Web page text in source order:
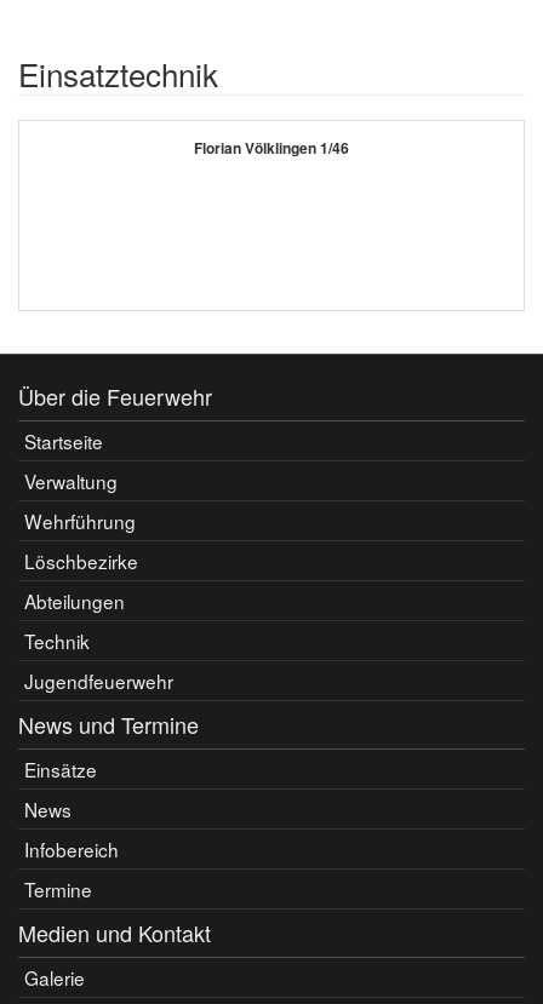
Einsatztechnik
Florian Völklingen 1/46
Über die Feuerwehr
Startseite
Verwaltung
Wehrführung
Löschbezirke
Abteilungen
Technik
Jugendfeuerwehr
News und Termine
Einsätze
News
Infobereich
Termine
Medien und Kontakt
Galerie